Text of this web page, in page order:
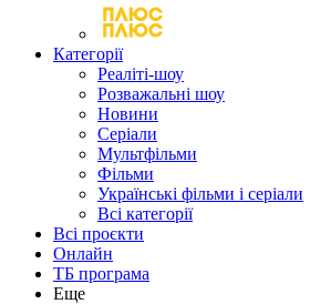
Категорії
Реаліті-шоу
Розважальні шоу
Новини
Серіали
Мультфільми
Фільми
Українські фільми і серіали
Всі категорії
Всі проєкти
Онлайн
ТБ програма
Еще